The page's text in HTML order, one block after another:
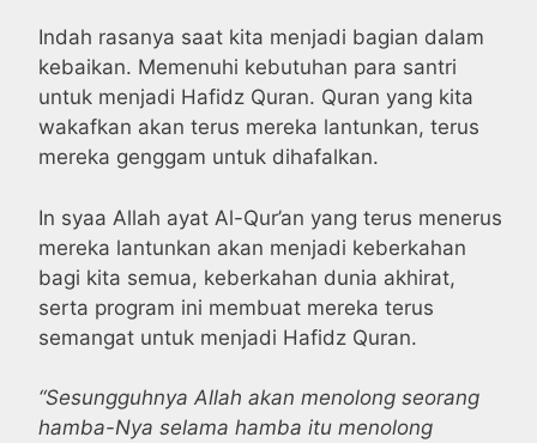
Indah rasanya saat kita menjadi bagian dalam
kebaikan. Memenuhi kebutuhan para santri
untuk menjadi Hafidz Quran. Quran yang kita
wakafkan akan terus mereka lantunkan, terus
mereka genggam untuk dihafalkan.
In syaa Allah ayat Al-Qur’an yang terus menerus
mereka lantunkan akan menjadi keberkahan
bagi kita semua, keberkahan dunia akhirat,
serta program ini membuat mereka terus
semangat untuk menjadi Hafidz Quran.
“Sesungguhnya Allah akan menolong seorang
hamba-Nya selama hamba itu menolong